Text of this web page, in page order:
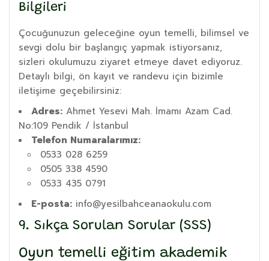
Bilgileri
Çocuğunuzun geleceğine oyun temelli, bilimsel ve
sevgi dolu bir başlangıç yapmak istiyorsanız,
sizleri okulumuzu ziyaret etmeye davet ediyoruz.
Detaylı bilgi, ön kayıt ve randevu için bizimle
iletişime geçebilirsiniz:
Adres: Ahmet Yesevi Mah. İmamı Azam Cad.
No:109 Pendik / İstanbul
Telefon Numaralarımız:
0533 028 6259
0505 338 4590
0533 435 0791
E-posta: info@yesilbahceanaokulu.com
9. Sıkça Sorulan Sorular (SSS)
Oyun temelli eğitim akademik